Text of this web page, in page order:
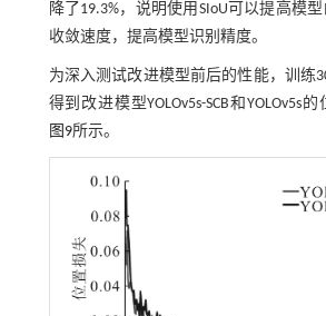
降了19.3%，说明使用SIoU可以提高模
收敛速度，提高模型识别精度。
为深入测试改进模型前后的性能，训练
得到改进模型YOLOv5s-SCB和YOLOv5s
图9所示。